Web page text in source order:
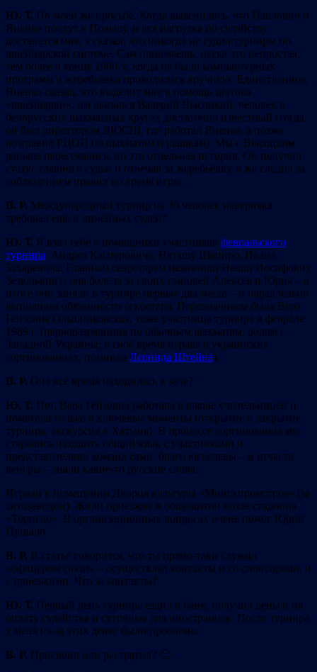
Ю. Т. По моей же просьбе. Когда выяснилось, что Павлович и
Яненко поедут в Польшу, и вся нагрузка по судейству
достанется мне, я сказал, что никогда не судил турниры по
швейцарской системе. Сам понимаешь, наука это непростая,
тем более в конце 1980-х, когда не было компьютерных
программ и жеребьёвка проводилась вручную. Единственное,
Яненко сказал, что выделит мне в помощь знатока
«швейцарки»: им оказался Валерий Высоцкий, человек в
белорусских шахматных кругах достаточно известный (тогда
он был директором ДЮСШ, где работал Яненко, а позже
возглавил РЦОП по шахматам и шашкам). Мы с Высоцким
раньше пересекались, но это отдельная история. Он получил
статус главного судьи и отвечал за жеребьёвку, я же следил за
соблюдением правил во время игры.
В. Р. Международный турнир на 30 человек наверняка
требовал ещё и линейных судей?
Ю. Т. Я взял себе в помощники участников февральского
турнира: Андрея Касперовича, Наташу Шапиро, Ивана
Захаревича. Главным секретарём назначили Нелли Иосифовну
Зезюлькину: она болела за своих сыновей Алексея и Юрия – в
итоге они заняли в турнире первые два места – и параллельно
выполняла обязанности секретаря. Переводчиком была Вера
Гейзовна Ольшинковская, тоже участница турнира в феврале
1989 г. (перворазрядница по обычным шахматам, родом с
Западной Украины; в своё время играла в украинских
соревнованиях, помнила Леонида Штейна).
В. Р. Она всё время находилась в зале?
Ю. Т. Нет, Вера Гейзовна работала в школе учительницей и
помогала только в ключевые моменты (открытие и закрытие
турнира, экскурсия в Хатынь). В процессе соревнования мы
старались находить общий язык с участниками и
представителями команд сами, благо югославы – и отчасти
венгры – знали какие-то русские слова.
Играли в помещении Дворца культуры «Минскпромстроя» (за
автозаводом). Жили приезжие в общежитии возле стадиона
«Торпедо». В организационных вопросах очень помог Юрий
Пуцыло.
В. Р. В статье говорится, что ты прямо-таки служил
«офицером связи» – осуществлял контакты и со спонсорами, и
с приезжими. Что за контакты?
Ю. Т. Первый день турнира ездил в банк, получил деньги на
оплату судейства и суточные для иностранцев. После турнира
у меня из-за этих денег были проблемы.
В. Р. Присвоил или растратил? 🙂